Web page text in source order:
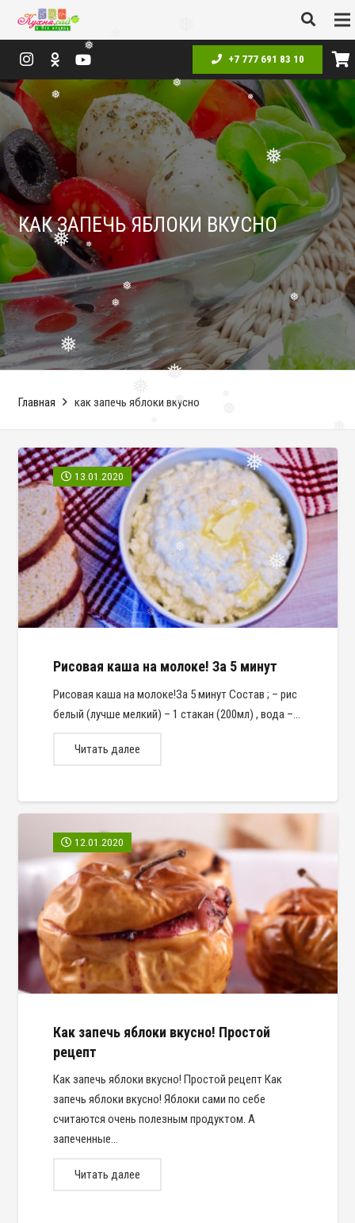
❅
❅
❅
❅
❅
❅
❅
❅
❅
❅
❅
❅
❅
❅
❅
❅
❅
❅
+7 777 691 83 10
КАК ЗАПЕЧЬ ЯБЛОКИ ВКУСНО
Главная как запечь яблоки вкусно
13.01.2020
Рисовая каша на молоке! За 5 минут
Рисовая каша на молоке!За 5 минут Состав ; – рис
белый (лучше мелкий) – 1 стакан (200мл) , вода –…
Читать далее
12.01.2020
Как запечь яблоки вкусно! Простой
рецепт
Как запечь яблоки вкусно! Простой рецепт Как
запечь яблоки вкусно! Яблоки сами по себе
считаются очень полезным продуктом. А
запеченные…
Читать далее